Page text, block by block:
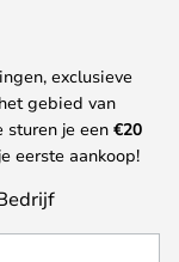
exclusieve
gebied van
sturen je een €20
eerste aankoop!